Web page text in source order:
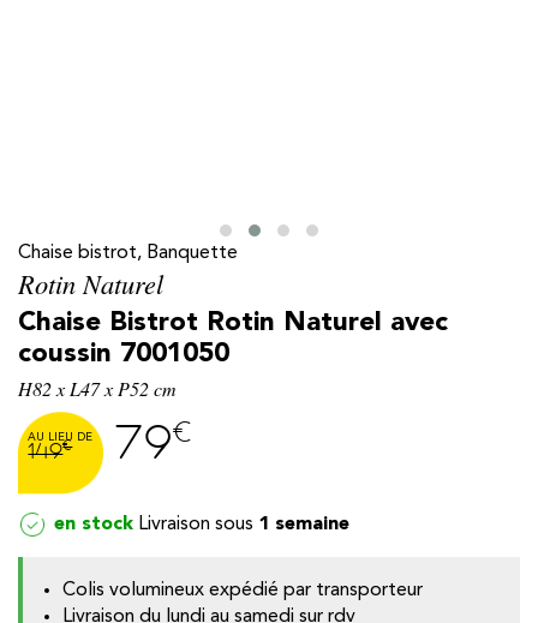
Chaise bistrot, Banquette
Rotin Naturel
Chaise Bistrot Rotin Naturel avec
coussin 7001050
H82 x L47 x P52 cm
149€ 79€
en stock 1 semaine
Colis volumineux expédié par transporteur
Livraison du lundi au samedi sur rdv